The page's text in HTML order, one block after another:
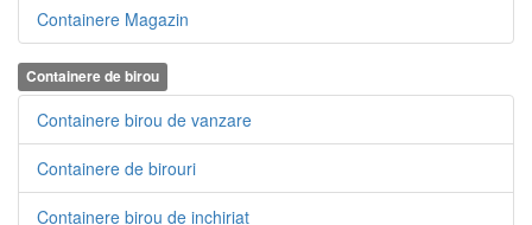
Containere Magazin
Containere de birou
Containere birou de vanzare
Containere de birouri
Containere birou de inchiriat